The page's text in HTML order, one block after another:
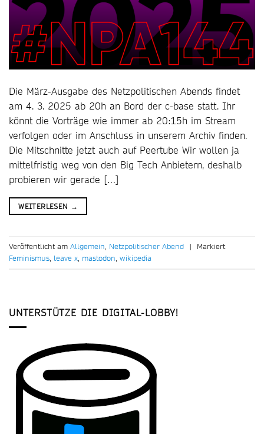
Die März-Ausgabe des Netzpolitischen Abends findet
am 4. 3. 2025 ab 20h an Bord der c-base statt. Ihr
könnt die Vorträge wie immer ab 20:15h im Stream
verfolgen oder im Anschluss in unserem Archiv finden.
Die Mitschnitte jetzt auch auf Peertube Wir wollen ja
mittelfristig weg von den Big Tech Anbietern, deshalb
probieren wir gerade […]
WEITERLESEN →
Veröffentlicht am Allgemein, Netzpolitischer Abend |
Markiert
Feminismus, leave x, mastodon, wikipedia
UNTERSTÜTZE DIE DIGITAL-LOBBY!